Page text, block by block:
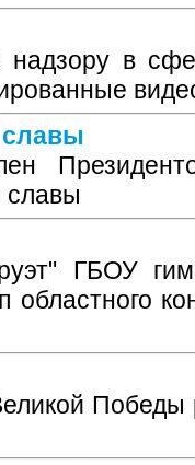
в
славы
славы
ГБОУ
областного